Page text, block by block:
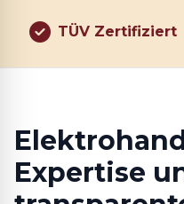
TÜV Zertifiziert
Expertise